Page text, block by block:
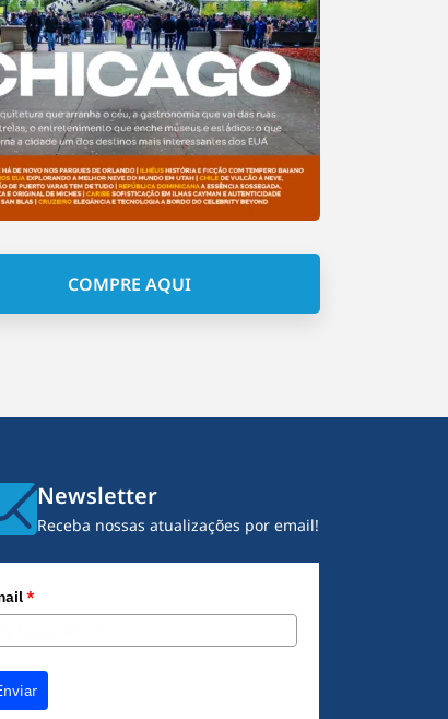
COMPRE AQUI
Newsletter
Receba nossas atualizações por email!
*